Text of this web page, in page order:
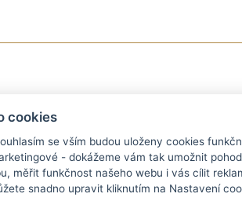
cookies
se vším budou uloženy cookies
- dokážeme vám tak umožnit
měřit funkčnost našeho webu i vás cílit
snadno upravit kliknutím na Nastavení